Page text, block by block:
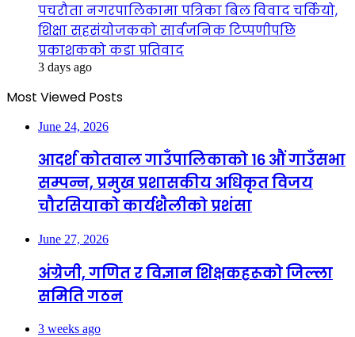
पचरौता नगरपालिकामा पत्रिका बिल विवाद चर्कियो,
शिक्षा सहसंयोजकको सार्वजनिक टिप्पणीपछि
प्रकाशकको कडा प्रतिवाद
3 days ago
Most Viewed Posts
June 24, 2026
आदर्श कोतवाल गाउँपालिकाको १६ औं गाउँसभा
सम्पन्न, प्रमुख प्रशासकीय अधिकृत विजय
चौरसियाको कार्यशैलीको प्रशंसा
June 27, 2026
अंग्रेजी, गणित र विज्ञान शिक्षकहरूको जिल्ला
समिति गठन
3 weeks ago